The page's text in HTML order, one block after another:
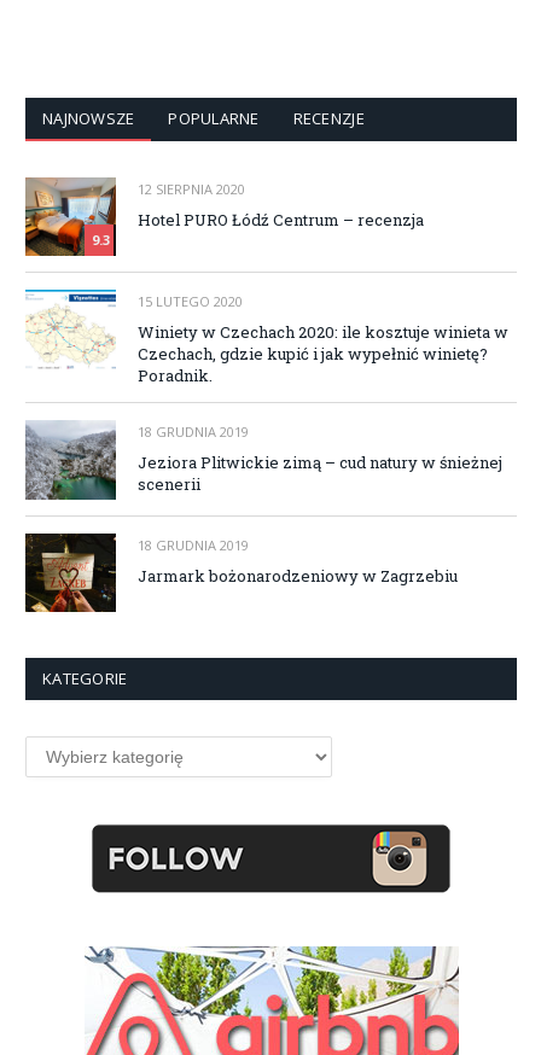
NAJNOWSZE POPULARNE RECENZJE
9.3
12 SIERPNIA 2020
Hotel PURO Łódź Centrum – recenzja
15 LUTEGO 2020
Winiety w Czechach 2020: ile kosztuje winieta w
Czechach, gdzie kupić i jak wypełnić winietę?
Poradnik.
18 GRUDNIA 2019
Jeziora Plitwickie zimą – cud natury w śnieżnej
scenerii
18 GRUDNIA 2019
Jarmark bożonarodzeniowy w Zagrzebiu
KATEGORIE
Kategorie